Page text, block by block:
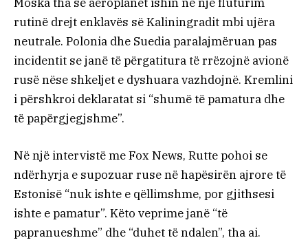
rutinë drejt enklavës së Kaliningradit mbi ujëra
neutrale. Polonia dhe Suedia paralajmëruan pas
incidentit se janë të përgatitura të rrëzojnë avionë
rusë nëse shkeljet e dyshuara vazhdojnë. Kremlini
i përshkroi deklaratat si “shumë të pamatura dhe
të papërgjegjshme”.
Në një intervistë me Fox News, Rutte pohoi se
ndërhyrja e supozuar ruse në hapësirën ajrore të
Estonisë “nuk ishte e qëllimshme, por gjithsesi
ishte e pamatur”. Këto veprime janë “të
papranueshme” dhe “duhet të ndalen”, tha ai.